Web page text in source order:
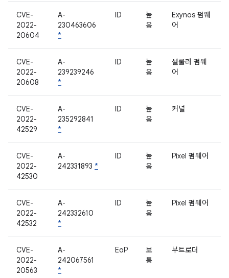
CVE-
2022-
20604
A-
230463606
*
ID
높
음
Exynos 펌웨
어
CVE-
2022-
20608
A-
239239246
*
ID
높
음
셀룰러 펌웨
어
CVE-
2022-
42529
A-
235292841
*
ID
높
음
커널
CVE-
2022-
42530
A-
242331893 *
ID
높
음
Pixel 펌웨어
CVE-
2022-
42532
A-
242332610
*
ID
높
음
Pixel 펌웨어
CVE-
2022-
20563
A-
242067561
*
EoP
보
통
부트로더